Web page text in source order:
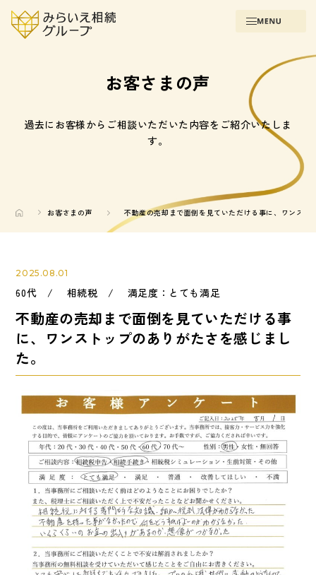
お客さまの声
過去にお客様からご相談いただいた内容をご紹介いたしま
す。
お客さまの声 不動産の売却まで面倒を見ていただける事に、ワンスト
2025.08.01
60代 / 相続税 / 満足度：とても満足
不動産の売却まで面倒を見ていただける事
に、ワンストップのありがたさを感じまし
た。